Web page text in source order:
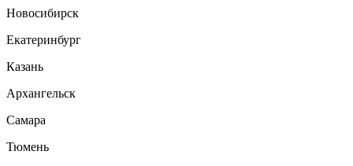
Новосибирск
Екатеринбург
Казань
Архангельск
Самара
Тюмень